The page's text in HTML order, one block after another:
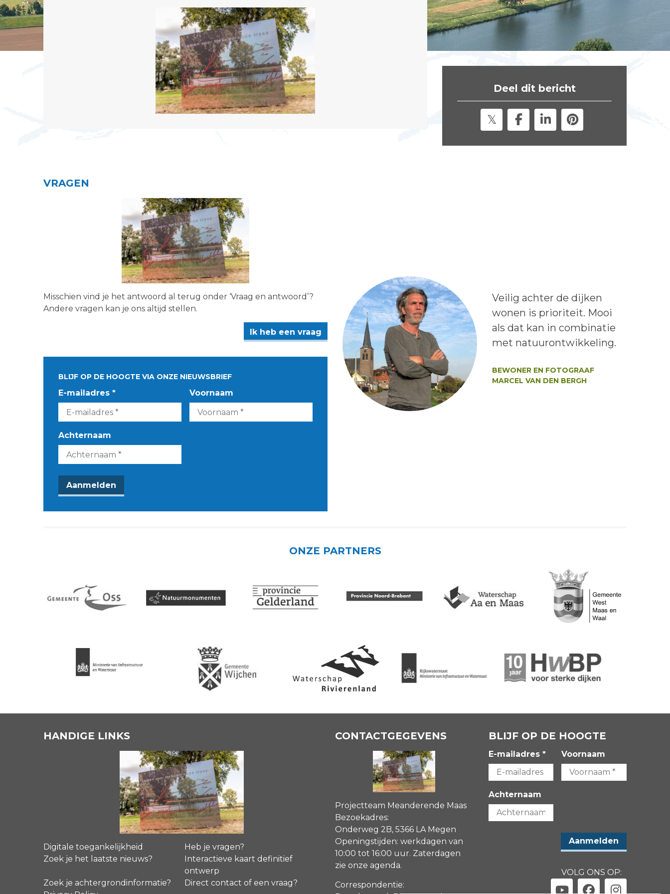
Deel dit bericht
VRAGEN
Misschien vind je het antwoord al terug onder ‘Vraag en antwoord’?
Andere vragen kan je ons altijd stellen.
Ik heb een vraag
BLIJF OP DE HOOGTE VIA ONZE NIEUWSBRIEF
E-mailadres * Voornaam
Achternaam
Lees het bericht:
Veilig achter de dijken
wonen is prioriteit. Mooi
als dat kan in combinatie
met natuurontwikkeling.
BEWONER EN FOTOGRAAF
MARCEL VAN DEN BERGH
ONZE PARTNERS
HANDIGE LINKS
Digitale toegankelijkheid
Heb je vragen?
Zoek je het laatste nieuws?
Interactieve kaart definitief
ontwerp
Zoek je achtergrondinformatie?
Direct contact of een vraag?
CONTACTGEGEVENS
Projectteam Meanderende Maas
Bezoekadres:
Onderweg 2B, 5366 LA Megen
Openingstijden: werkdagen van
10:00 tot 16:00 uur. Zaterdagen
zie onze agenda.
Correspondentie:
BLIJF OP DE HOOGTE
E-mailadres * Voornaam
Achternaam
VOLG ONS OP: